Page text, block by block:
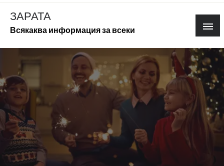
Skip
content
ЗАРАТА
Всякаква информация за всеки